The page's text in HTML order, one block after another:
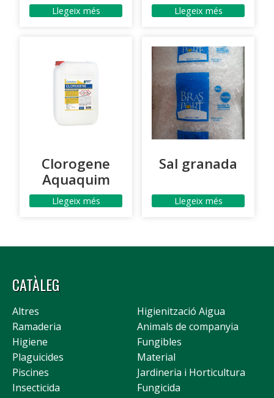
Llegeix més Llegeix més
Clorogene
Aquaquim
Llegeix més
Sal granada
Llegeix més
CATÀLEG
Altres
Higienització Aigua
Ramaderia
Animals de companyia
Higiene
Fungibles
Plaguicides
Material
Piscines
Jardineria i Horticultura
Insecticida
Fungicida